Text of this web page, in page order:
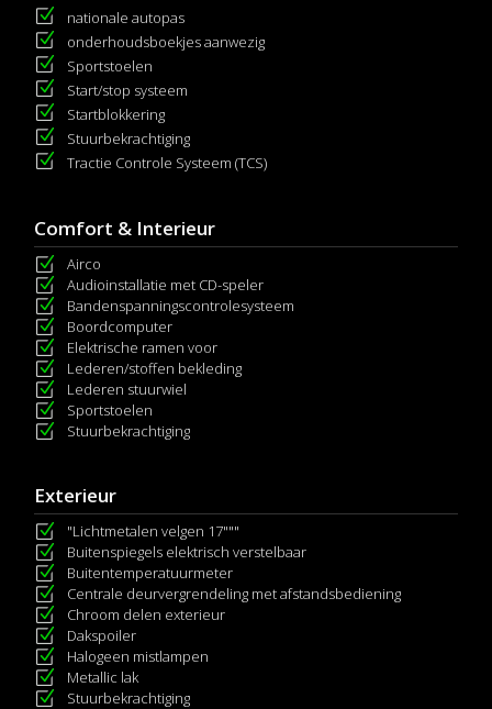
nationale autopas
onderhoudsboekjes aanwezig
Sportstoelen
Start/stop systeem
Startblokkering
Stuurbekrachtiging
Tractie Controle Systeem (TCS)
Comfort & Interieur
Airco
Audioinstallatie met CD-speler
Bandenspanningscontrolesysteem
Boordcomputer
Elektrische ramen voor
Lederen/stoffen bekleding
Lederen stuurwiel
Sportstoelen
Stuurbekrachtiging
Exterieur
"Lichtmetalen velgen 17"""
Buitenspiegels elektrisch verstelbaar
Buitentemperatuurmeter
Centrale deurvergrendeling met afstandsbediening
Chroom delen exterieur
Dakspoiler
Halogeen mistlampen
Metallic lak
Stuurbekrachtiging